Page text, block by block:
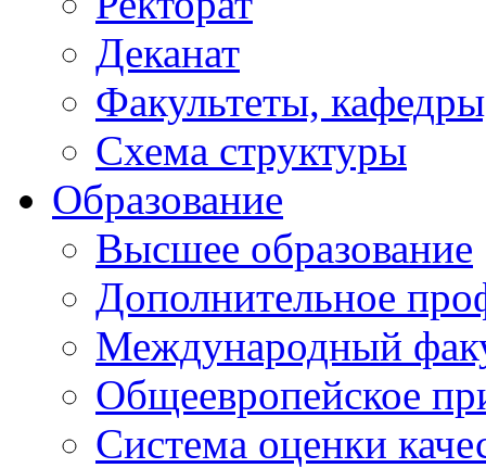
Деканат
Факультеты,
Схема структуры
Образование
Высшее образование
Дополнительное
Международный
Общеевропейское
Система оценки